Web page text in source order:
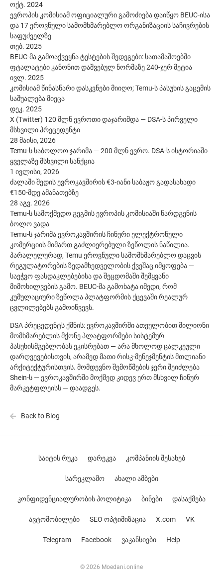
ოქტ. 2024
ევროპის კომისიამ ოფიციალური გამოძიება დაიწყო BEUC-ისა
და 17 ეროვნული სამომხმარებლო ორგანიზაციის საჩივრების
საფუძველზე
თებ. 2025
BEUC-მა გამოაქვეყნა ტესტების შედეგები: სათამაშოებში
ფტალატები კანონით დაშვებულ ნორმაზე 240-ჯერ მეტია
ივლ. 2025
კომისიამ წინასწარი დასკვნები მიიღო; Temu-ს პასუხის გაცემის
საშუალება მიეცა
დეკ. 2025
X (Twitter) 120 მლნ ევროთი დაჯარიმდა — DSA-ს პირველი
მსხვილი პრეცედენტი
28 მაისი, 2026
Temu-ს საბოლოო ჯარიმა — 200 მლნ ევრო. DSA-ს ისტორიაში
ყველაზე მსხვილი სანქცია
1 ივლისი, 2026
ძალაში შედის ევროკავშირის €3-იანი საბაჟო გადასახადი
€150-მდე ამანათებზე
28 აგვ. 2026
Temu-ს სამოქმედო გეგმის ევროპის კომისიაში წარდგენის
ბოლო ვადა
Temu-ს ჯარიმა ევროკავშირის ჩინური ელექტრონული
კომერციის მიმართ გაძლიერებული ზეწოლის ნაწილია.
პარალელურად, Temu ეროვნული სამომხმარებლო დაცვის
რეგულატორების ზედამხედველობის ქვეშაც იმყოფება —
საეჭვო ფასდაკლებებისა და შეცდომაში შემყვანი
მიმოხილვების გამო. BEUC-მა გამოხატა იმედი, რომ
კუმულაციური ზეწოლა პლატფორმის ქცევაში რეალურ
ცვლილებებს გამოიწვევს.
DSA პრეცედენტს ქმნის: ევროკავშირში ათეულობით მილიონი
მომხმარებლის მქონე პლატფორმები სისტემურ
პასუხისმგებლობას ეკისრებათ — არა მხოლოდ ცალკეული
დარღვევებისთვის, არამედ მათი რისკ-მენეჯმენტის მთლიანი
არქიტექტურისთვის. მომდევნო შემოწმების ჯერი შეიძლება
Shein-ს — ევროკავშირში მოქმედ კიდევ ერთ მსხვილ ჩინურ
მარკეტფლეისს — დაადგეს.
Back to Blog
© 2026 Moedani.online
საიტის რუკა დარეკვა კომპანიის შესახებ
სარეკლამო ახალი ამბები
კონფიდენციალურობის პოლიტიკა ბინები დასაქმება
ავტომობილები SEO ოპტიმიზაცია X.com VK
Telegram Facebook ვაკანსიები Help